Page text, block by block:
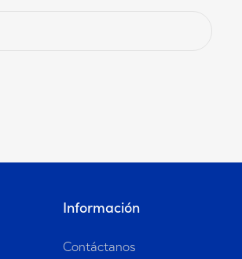
Información
Contáctanos